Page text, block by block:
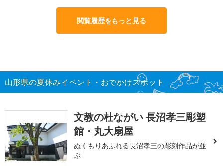
閲覧履歴をもっと見る
山形県の夏休みイベント・おでかけスポット
文教の杜ながい 長沼孝三彫塑
館・丸大扇屋
ぬくもりあふれる長沼孝三の彫刻作品が並
ぶ